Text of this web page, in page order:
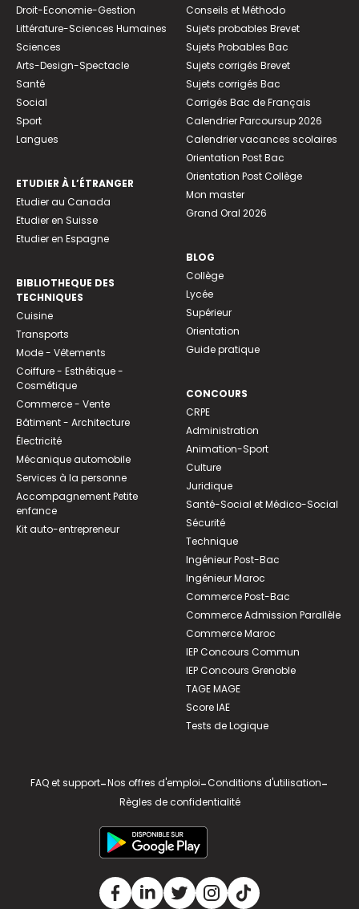
Droit-Economie-Gestion
Littérature-Sciences Humaines
Sciences
Arts-Design-Spectacle
Santé
Social
Sport
Langues
ETUDIER À L’ÉTRANGER
Etudier au Canada
Etudier en Suisse
Etudier en Espagne
BIBLIOTHEQUE DES
TECHNIQUES
Cuisine
Transports
Mode - Vêtements
Coiffure - Esthétique -
Cosmétique
Commerce - Vente
Bâtiment - Architecture
Électricité
Mécanique automobile
Services à la personne
Accompagnement Petite
enfance
Kit auto-entrepreneur
Conseils et Méthodo
Sujets probables Brevet
Sujets Probables Bac
Sujets corrigés Brevet
Sujets corrigés Bac
Corrigés Bac de Français
Calendrier Parcoursup 2026
Calendrier vacances scolaires
Orientation Post Bac
Orientation Post Collège
Mon master
Grand Oral 2026
BLOG
Collège
Lycée
Supérieur
Orientation
Guide pratique
CONCOURS
CRPE
Administration
Animation-Sport
Culture
Juridique
Santé-Social et Médico-Social
Sécurité
Technique
Ingénieur Post-Bac
Ingénieur Maroc
Commerce Post-Bac
Commerce Admission Parallèle
Commerce Maroc
IEP Concours Commun
IEP Concours Grenoble
TAGE MAGE
Score IAE
Tests de Logique
FAQ et support-Nos offres d'emploi-Conditions d'utilisation-
Règles de confidentialité